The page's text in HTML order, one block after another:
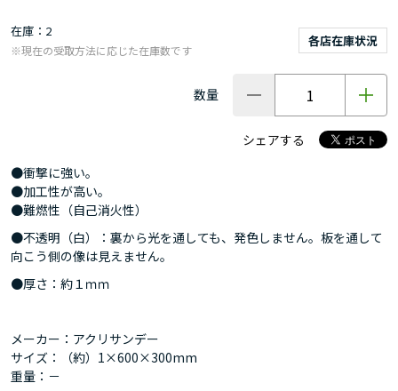
在庫 2
各店在庫状況
※現在の受取方法に応じた在庫数です
数量
シェアする
●衝撃に強い。
●加工性が高い。
●難燃性（自己消火性）
●不透明（白）：裏から光を通しても、発色しません。板を通して
向こう側の像は見えません。
●厚さ：約１ｍｍ
メーカー：アクリサンデー
サイズ：（約）1×600×300mm
重量：－